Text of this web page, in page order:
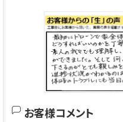
お客様コメント